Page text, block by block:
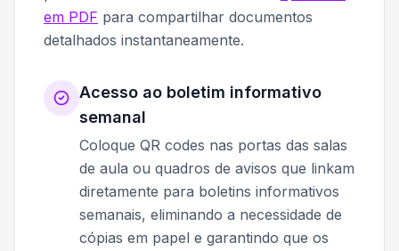
em PDF para compartilhar documentos
detalhados instantaneamente.
Acesso ao boletim informativo
semanal
Coloque QR codes nas portas das salas
de aula ou quadros de avisos que linkam
diretamente para boletins informativos
semanais, eliminando a necessidade de
cópias em papel e garantindo que os